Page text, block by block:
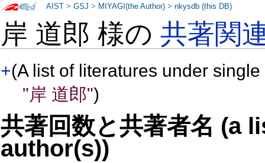
岸 道郎 様の共著関
+(A list of literatures under
"岸 道郎")
共著回数と共著者名 (a
author(s))
AIST >GSJ > MIYAGI(the Author) >nkysdb (this DB)